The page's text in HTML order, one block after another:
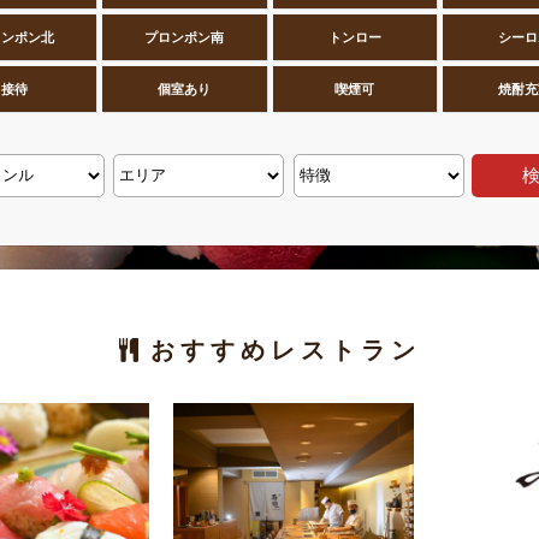
ポン北 プロンポン南 トンロー シー
接待 個室あり 喫煙可 焼酎
おすすめレストラン